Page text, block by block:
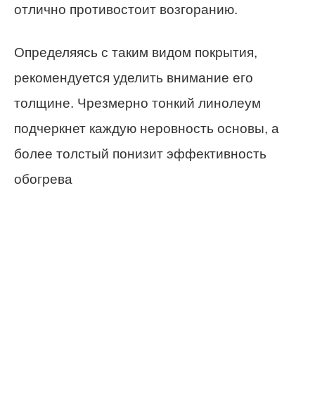
отлично противостоит возгоранию.
Определяясь с таким видом покрытия,
рекомендуется уделить внимание его
толщине. Чрезмерно тонкий линолеум
подчеркнет каждую неровность основы, а
более толстый понизит эффективность
обогрева